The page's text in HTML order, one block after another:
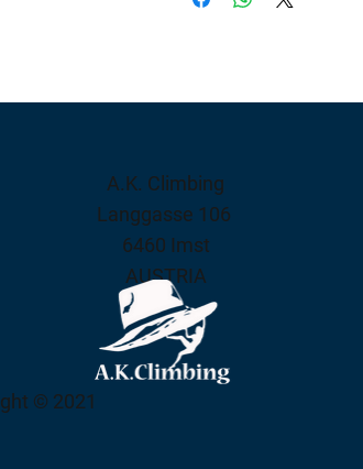
A.K. Climbing
Langgasse 106
6460 Imst
AUSTRIA
© 2021